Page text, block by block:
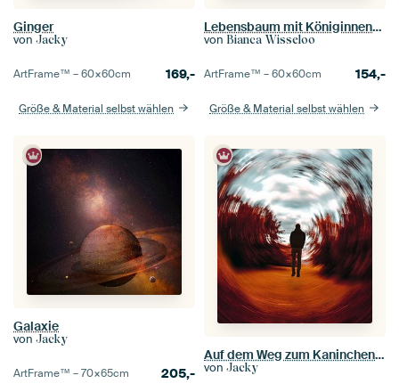
Ginger
von Jacky
ArtFrame™ –60×60cm 169,-
Größe & Material selbst wählen
Lebensbaum mit Königinnenseiten
von Bianca Wisseloo
ArtFrame™ –60×60cm 154,-
Größe & Material selbst wählen
Galaxie
von Jacky
ArtFrame™ –70×65cm 205,-
Auf dem Weg zum Kaninchenbau
von Jacky